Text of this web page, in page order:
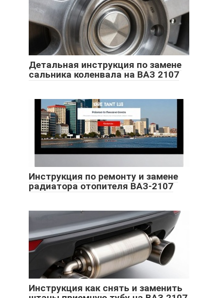
Детальная инструкция по замене
сальника коленвала на ВАЗ 2107
Инструкция по ремонту и замене
радиатора отопителя ВАЗ-2107
Инструкция как снять и заменить